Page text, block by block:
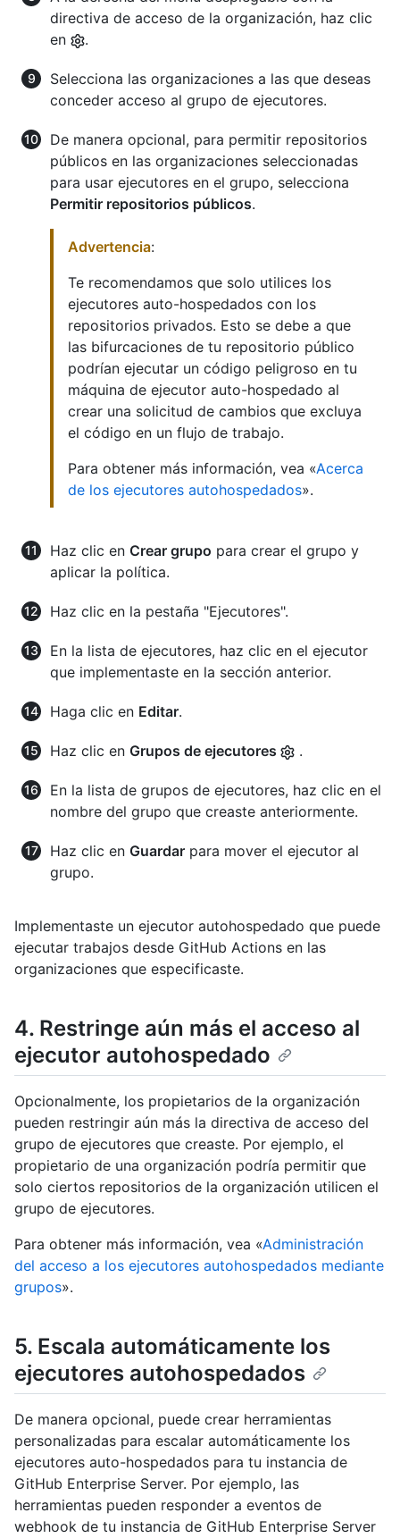
directiva de acceso de la organización, haz clic
en
.
Selecciona las organizaciones a las que deseas
conceder acceso al grupo de ejecutores.
De manera opcional, para permitir repositorios
públicos en las organizaciones seleccionadas
para usar ejecutores en el grupo, selecciona
Permitir repositorios públicos.
Advertencia:
Te recomendamos que solo utilices los
ejecutores auto-hospedados con los
repositorios privados. Esto se debe a que
las bifurcaciones de tu repositorio público
podrían ejecutar un código peligroso en tu
máquina de ejecutor auto-hospedado al
crear una solicitud de cambios que excluya
el código en un flujo de trabajo.
Para obtener más información, vea «Acerca
de los ejecutores autohospedados».
Haz clic en Crear grupo para crear el grupo y
aplicar la política.
Haz clic en la pestaña "Ejecutores".
En la lista de ejecutores, haz clic en el ejecutor
que implementaste en la sección anterior.
Haga clic en Editar.
Haz clic en Grupos de ejecutores .
En la lista de grupos de ejecutores, haz clic en el
nombre del grupo que creaste anteriormente.
Haz clic en Guardar para mover el ejecutor al
grupo.
Implementaste un ejecutor autohospedado que puede
ejecutar trabajos desde GitHub Actions en las
organizaciones que especificaste.
4. Restringe aún más el acceso al
ejecutor autohospedado
Opcionalmente, los propietarios de la organización
pueden restringir aún más la directiva de acceso del
grupo de ejecutores que creaste. Por ejemplo, el
propietario de una organización podría permitir que
solo ciertos repositorios de la organización utilicen el
grupo de ejecutores.
Para obtener más información, vea «Administración
del acceso a los ejecutores autohospedados mediante
grupos».
5. Escala automáticamente los
ejecutores autohospedados
De manera opcional, puede crear herramientas
personalizadas para escalar automáticamente los
ejecutores auto-hospedados para tu instancia de
GitHub Enterprise Server. Por ejemplo, las
herramientas pueden responder a eventos de
webhook de tu instancia de GitHub Enterprise Server